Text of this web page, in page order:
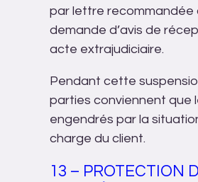
par lettre recommandée
demande d’avis de
acte extrajudiciaire.
Pendant cette
parties conviennent que
engendrés par la
charge du client.
13 – PROTECTION